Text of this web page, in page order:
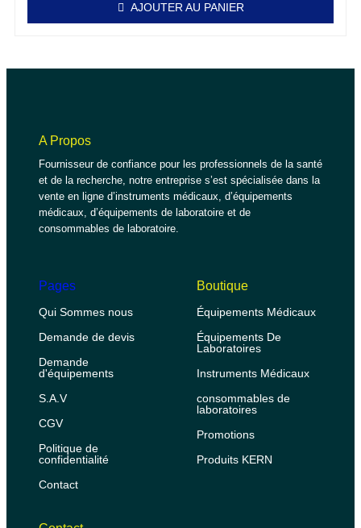
AJOUTER AU PANIER
A Propos
Fournisseur de confiance pour les professionnels de la santé
et de la recherche, notre entreprise s’est spécialisée dans la
vente en ligne d’instruments médicaux, d’équipements
médicaux, d’équipements de laboratoire et de
consommables de laboratoire.
Pages
Qui Sommes nous
Demande de devis
Demande
d'équipements
S.A.V
CGV
Politique de
confidentialité
Contact
Boutique
Équipements Médicaux
Équipements De
Laboratoires
Instruments Médicaux
consommables de
laboratoires
Promotions
Produits KERN